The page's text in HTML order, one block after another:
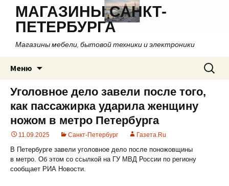
МАГАЗИНЫ САНКТ-
ПЕТЕРБУРГА
Магазины мебели, бытовой техники и электроники
Меню
содержимому
Найти:
Уголовное дело завели после того,
как пассажирка ударила женщину
ножом в метро Петербурга
11.09.2025 Санкт-Петербург Газета.Ru
В Петербурге завели уголовное дело после поножовщины
в метро. Об этом со ссылкой на ГУ МВД России по региону
сообщает РИА Новости.